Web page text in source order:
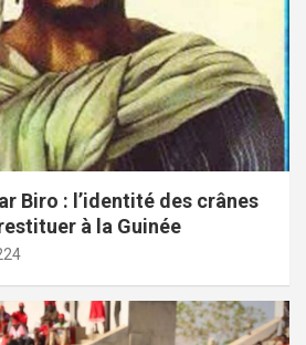
Biro : l’identité des crânes
à la Guinée